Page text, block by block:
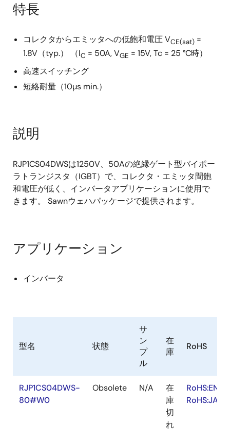
特長
コレクタからエミッタへの低飽和電圧 VCE(sat) =
1.8V（typ.） （IC = 50A, VGE = 15V, Tc = 25 °C時）
高速スイッチング
短絡耐量（10µs min.）
説明
RJP1CS04DWSは1250V、50Aの絶縁ゲート型バイポー
ラトランジスタ（IGBT）で、コレクタ・エミッタ間飽
和電圧が低く、インバータアプリケーションに使用で
きます。 Sawnウェハパッケージで提供されます。
アプリケーション
インバータ
型名 状態
サ
ン
プ
ル
在
庫
RoHS
RJP1CS04DWS-
80#W0
Obsolete N/A
在
庫
切
れ
RoHS:EN
RoHS:JA